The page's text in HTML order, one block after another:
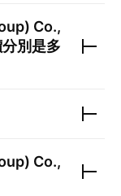
Co.,
別是多
Co.,